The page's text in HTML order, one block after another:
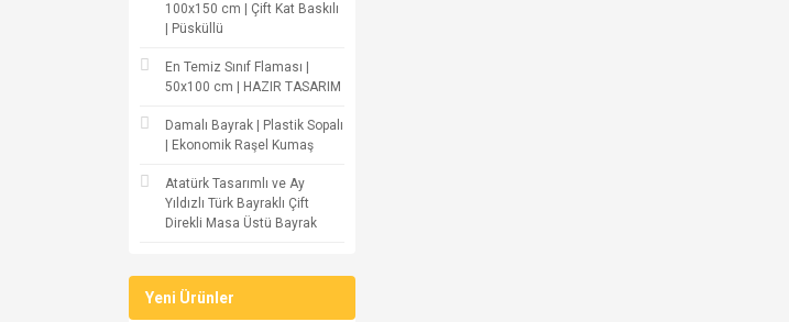
100x150 cm | Çift Kat Baskılı
| Püsküllü
En Temiz Sınıf Flaması |
50x100 cm | HAZIR TASARIM
Damalı Bayrak | Plastik Sopalı
| Ekonomik Raşel Kumaş
Atatürk Tasarımlı ve Ay
Yıldızlı Türk Bayraklı Çift
Direkli Masa Üstü Bayrak
Yeni Ürünler